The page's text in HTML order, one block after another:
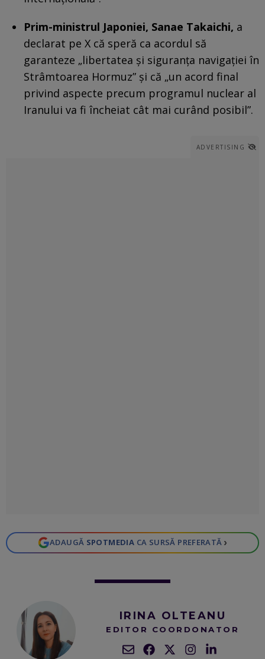
Prim-ministrul Japoniei, Sanae Takaichi, a
declarat pe X că speră ca acordul să
garanteze „libertatea și siguranța navigației în
Strâmtoarea Hormuz” și că „un acord final
privind aspecte precum programul nuclear al
Iranului va fi încheiat cât mai curând posibil”.
ADVERTISING
ADAUGĂ SPOTMEDIA CA SURSĂ PREFERATĂ ›
IRINA OLTEANU
EDITOR COORDONATOR